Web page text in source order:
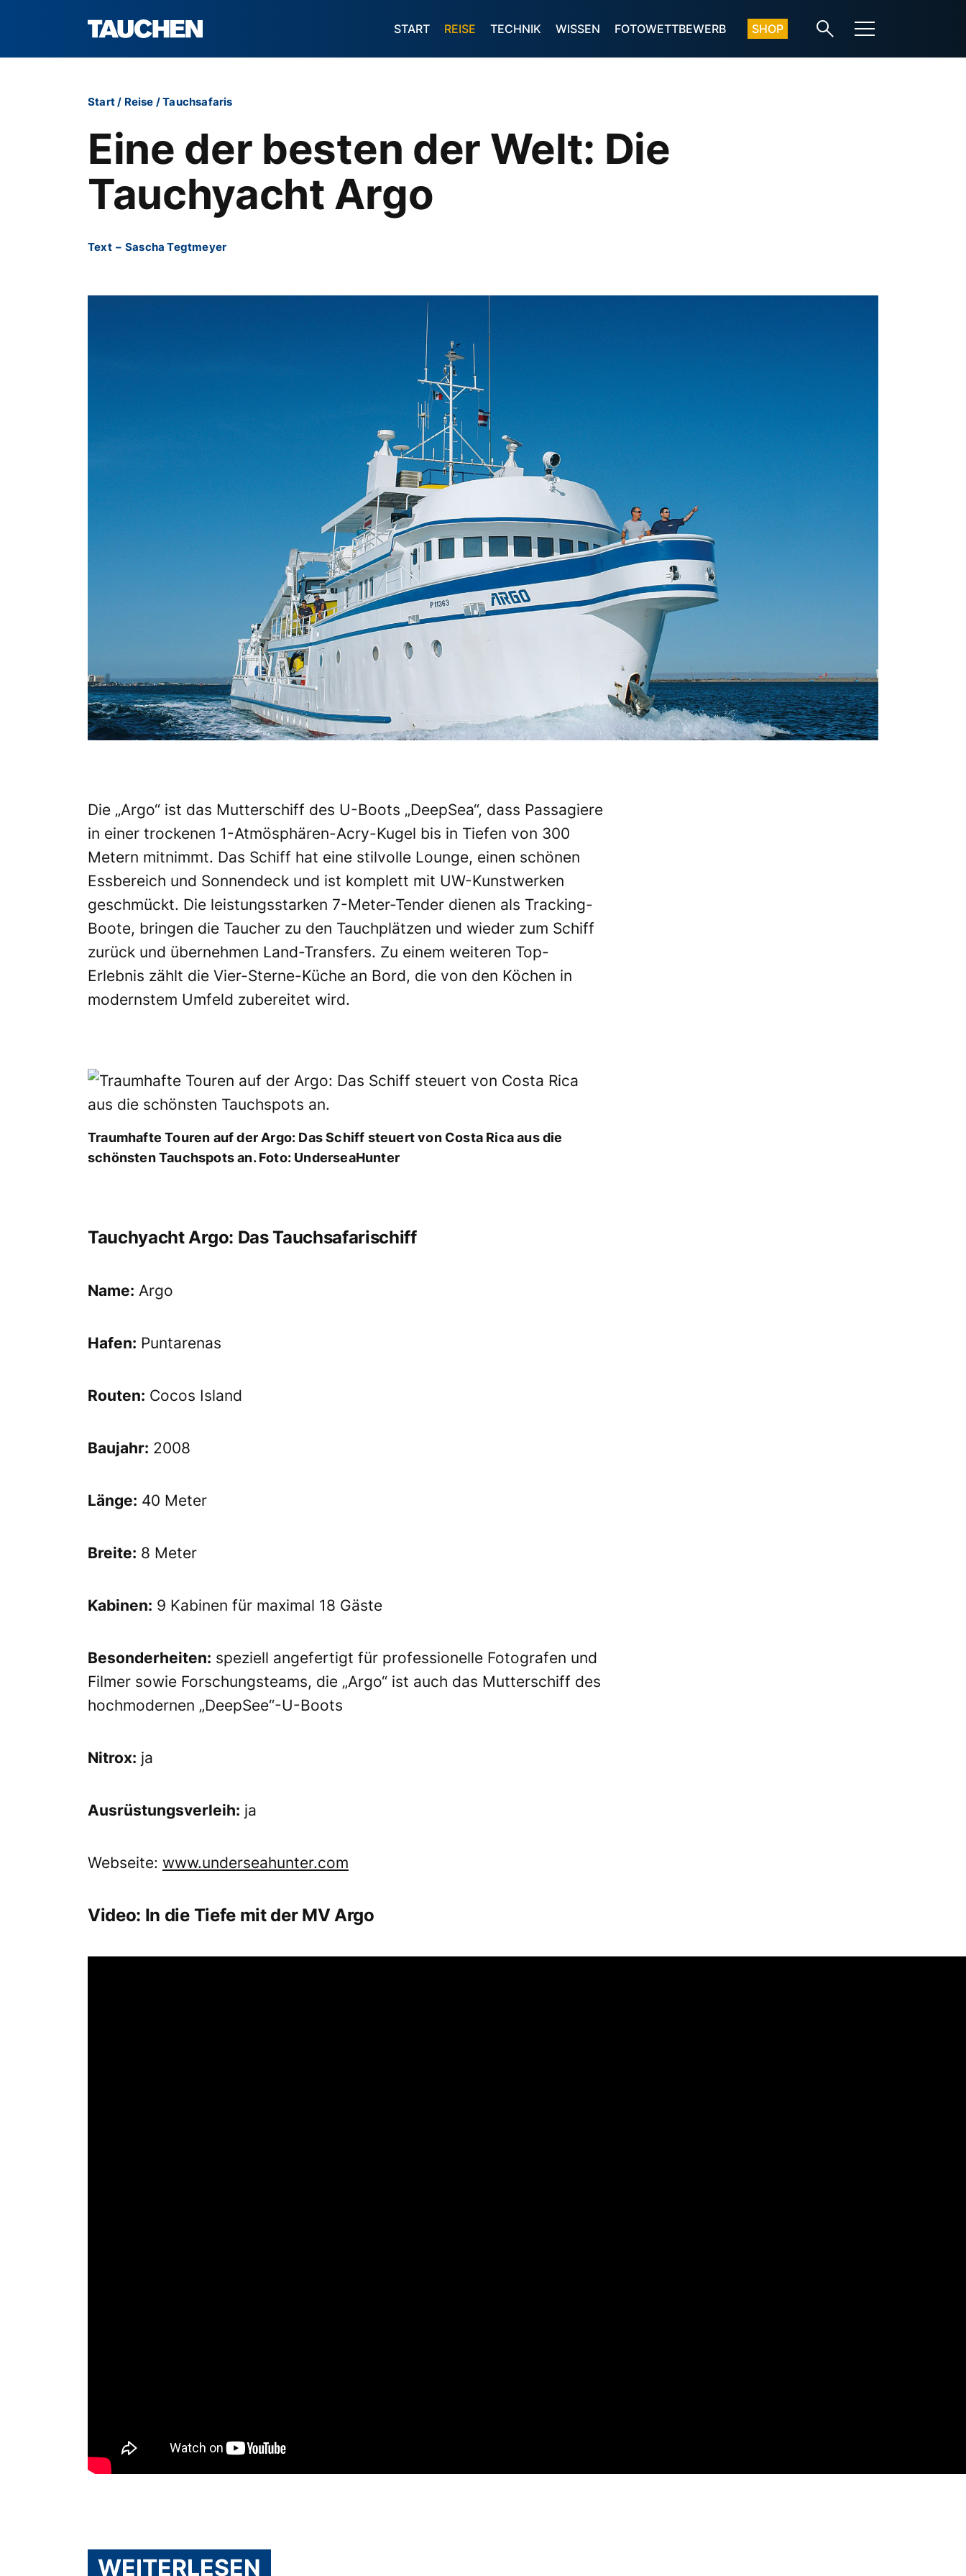
START REISE TECHNIK WISSEN FOTOWETTBEWERB SHOP
Start/ Reise /Tauchsafaris
Eine der besten der Welt: Die
Tauchyacht Argo
Text – Sascha Tegtmeyer
Die „Argo“ ist das Mutterschiff des U-Boots „DeepSea“, dass Passagiere
in einer trockenen 1-Atmösphären-Acry-Kugel bis in Tiefen von 300
Metern mitnimmt. Das Schiff hat eine stilvolle Lounge, einen schönen
Essbereich und Sonnendeck und ist komplett mit UW-Kunstwerken
geschmückt. Die leistungsstarken 7-Meter-Tender dienen als Tracking-
Boote, bringen die Taucher zu den Tauchplätzen und wieder zum Schiff
zurück und übernehmen Land-Transfers. Zu einem weiteren Top-
Erlebnis zählt die Vier-Sterne-Küche an Bord, die von den Köchen in
modernstem Umfeld zubereitet wird.
Traumhafte Touren auf der Argo: Das Schiff steuert von Costa Rica aus die
schönsten Tauchspots an. Foto: UnderseaHunter
Tauchyacht Argo: Das Tauchsafarischiff
Name: Argo
Hafen: Puntarenas
Routen: Cocos Island
Baujahr: 2008
Länge: 40 Meter
Breite: 8 Meter
Kabinen: 9 Kabinen für maximal 18 Gäste
Besonderheiten: speziell angefertigt für professionelle Fotografen und
Filmer sowie Forschungsteams, die „Argo“ ist auch das Mutterschiff des
hochmodernen „DeepSee“-U-Boots
Nitrox: ja
Ausrüstungsverleih: ja
Webseite: www.underseahunter.com
Video: In die Tiefe mit der MV Argo
WEITERLESEN